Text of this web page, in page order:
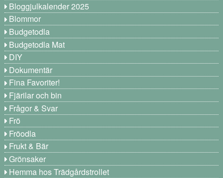
Bloggjulkalender 2025
Blommor
Budgetodla
Budgetodla Mat
DIY
Dokumentär
Fina Favoriter!
Fjärilar och bin
Frågor & Svar
Frö
Fröodla
Frukt & Bär
Grönsaker
Hemma hos Trädgårdstrollet